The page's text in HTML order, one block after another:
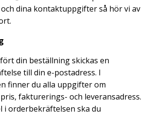
dina kontaktuppgifter så hör vi av
din beställning skickas en
till din e-postadress. I
finner du alla uppgifter om
fakturerings- och leveransadress.
i orderbekräftelsen ska du